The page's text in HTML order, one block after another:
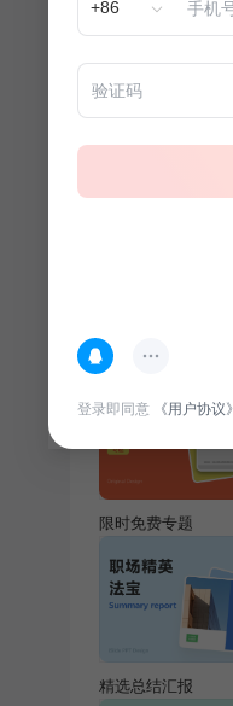
热门专题
限时免费专题
精选总结汇报
+86
登录即同意 《用户协议》